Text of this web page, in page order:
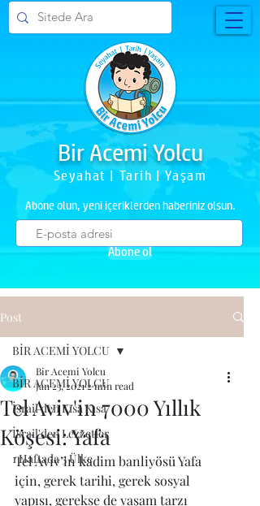
Bir Acemi Yolcu
Seyahat | Tarih | Yaşam
Abone olun, yeni içeriklerden haberiniz olsun.
Abone ol
Post
BİR ACEMİ YOLCU
İsrail'den Kısa Kısa
İsrail'den Lezzetler
1 Haftada 3 Ülke
BİR ACEMİ YOLCU
Tel Aviv'in 7000 Yıllık
Köşesi: Yafa
Bir Acemi Yolcu
Jan 23, 20212 min read
Tel Aviv’in kadim banliyösü Yafa
için, gerek tarihi, gerek sosyal
yapısı, gerekse de yaşam tarzı